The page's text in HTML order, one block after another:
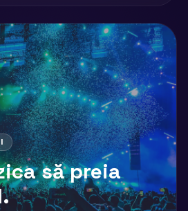
să preia